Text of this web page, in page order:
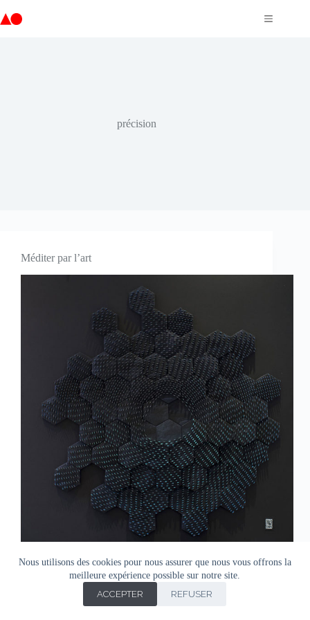
au
Nous utilisons des cookies pour nous assurer que nous vous offrons la
meilleure expérience possible sur notre site.
ACCEPTER
REFUSER
précision
Méditer par l’art